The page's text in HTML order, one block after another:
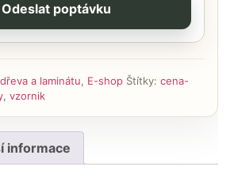
Odeslat poptávku
a laminátu, E-shop Štítky: cena-
, vzornik
informace